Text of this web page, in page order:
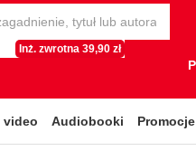
Inż. zwrotna 39,90 zł
video Audiobooki Promocje